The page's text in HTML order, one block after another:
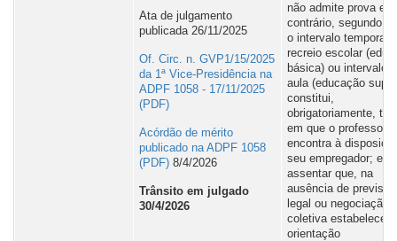
Ata de julgamento
publicada 26/11/2025
Of. Circ. n. GVP1/15/2025
da 1ª Vice-Presidência na
ADPF 1058 - 17/11/2025
Acórdão de mérito
publicado na ADPF 1058
8/4/2026
Trânsito em julgado
30/4/2026
não admite prova em
contrário, segundo a
o intervalo temporal
recreio escolar
básica) ou intervalo
aula (educação
constitui,
obrigatoriamente,
em que o professor
encontra à
seu empregador; e
assentar que, na
ausência de previsão
legal ou negociação
coletiva
orientação